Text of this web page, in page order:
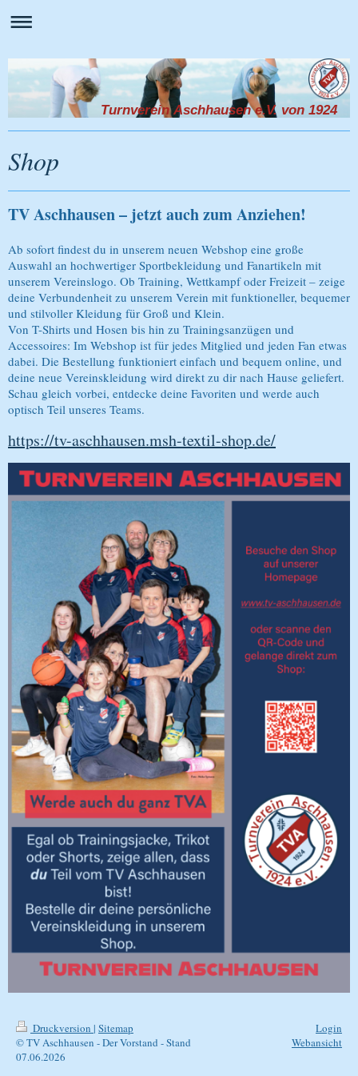
Turnverein Aschhausen e.V. von 1924
Shop
TV Aschhausen – jetzt auch zum Anziehen!
Ab sofort findest du in unserem neuen Webshop eine große
Auswahl an hochwertiger Sportbekleidung und Fanartikeln mit
unserem Vereinslogo. Ob Training, Wettkampf oder Freizeit – zeige
deine Verbundenheit zu unserem Verein mit funktioneller, bequemer
und stilvoller Kleidung für Groß und Klein.
Von T-Shirts und Hosen bis hin zu Trainingsanzügen und
Accessoires: Im Webshop ist für jedes Mitglied und jeden Fan etwas
dabei. Die Bestellung funktioniert einfach und bequem online, und
deine neue Vereinskleidung wird direkt zu dir nach Hause geliefert.
Schau gleich vorbei, entdecke deine Favoriten und werde auch
optisch Teil unseres Teams.
https://tv-aschhausen.msh-textil-shop.de/
Druckversion | Sitemap
© TV Aschhausen - Der Vorstand - Stand
07.06.2026
Login
Webansicht